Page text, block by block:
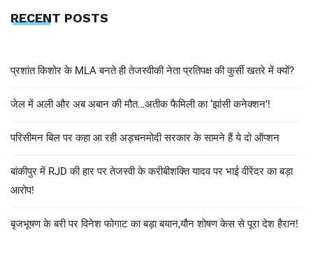
RECENT POSTS
प्रशांत किशोर के MLA बनते ही तेजस्वीकी नेता प्रतिपक्ष की कुर्सी खतरे में क्यों?
जेल में अली और अब अबान की मौत…अतीक फैमिली का ‘झांसी कनेक्शन’!
परिसीमन बिल पर कहा आ रही अड़चनमोदी सरकार के सामने हैं ये दो ऑप्शन
बांकीपुर में RJD की हार पर तेजस्वी के करीबीशक्ति यादव पर भाई वीरेंदर का बड़ा
आरोप!
बृजभूषण के बरी पर विनेश फोगाट का बड़ा बयान,यौन शोषण केस से पूरा देश हैरान!